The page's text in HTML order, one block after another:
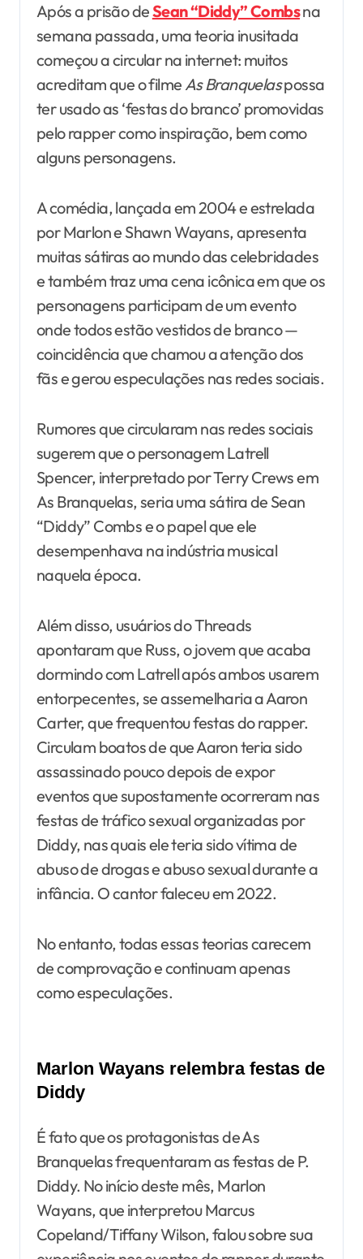
Após a prisão deSean “Diddy” Combsna
semana passada, uma teoria inusitada
começou a circular na internet: muitos
acreditam que o filme As Branquelaspossa
ter usado as ‘festas do branco’ promovidas
pelo rapper como inspiração, bem como
alguns personagens.
A comédia, lançada em 2004 e estrelada
por Marlon e Shawn Wayans, apresenta
muitas sátiras ao mundo das celebridades
e também traz uma cena icônica em que os
personagens participam de um evento
onde todos estão vestidos de branco —
coincidência que chamou a atenção dos
fãs e gerou especulações nas redes sociais.
Rumores que circularam nas redes sociais
sugerem que o personagem Latrell
Spencer, interpretado por Terry Crews em
As Branquelas, seria uma sátira de Sean
“Diddy” Combs e o papel que ele
desempenhava na indústria musical
naquela época.
Além disso, usuários do Threads
apontaram que Russ, o jovem que acaba
dormindo com Latrell após ambos usarem
entorpecentes, se assemelharia a Aaron
Carter, que frequentou festas do rapper.
Circulam boatos de que Aaron teria sido
assassinado pouco depois de expor
eventos que supostamente ocorreram nas
festas de tráfico sexual organizadas por
Diddy, nas quais ele teria sido vítima de
abuso de drogas e abuso sexual durante a
infância. O cantor faleceu em 2022.
No entanto, todas essas teorias carecem
de comprovação e continuam apenas
como especulações.
Marlon Wayans relembra festas de
Diddy
É fato que os protagonistas de As
Branquelas frequentaram as festas de P.
Diddy. No início deste mês, Marlon
Wayans, que interpretou Marcus
Copeland/Tiffany Wilson, falou sobre sua